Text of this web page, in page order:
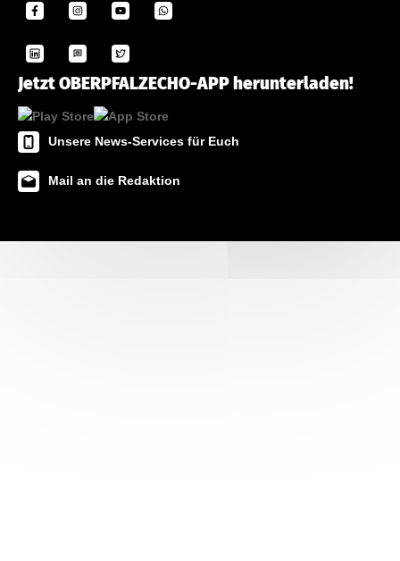
Jetzt OBERPFALZECHO-APP herunterladen!
Unsere News-Services für Euch
Mail an die Redaktion